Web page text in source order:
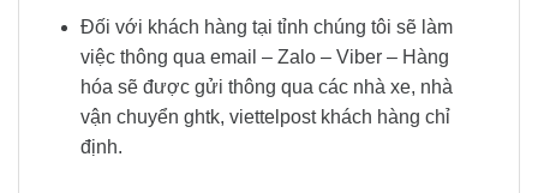
Đối với khách hàng tại tỉnh chúng tôi sẽ làm
việc thông qua email – Zalo – Viber – Hàng
hóa sẽ được gửi thông qua các nhà xe, nhà
vận chuyển ghtk, viettelpost khách hàng chỉ
định.